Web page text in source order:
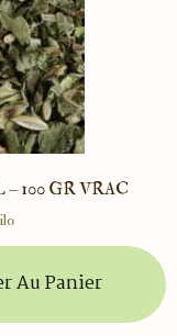
100 GR VRAC
Au Panier